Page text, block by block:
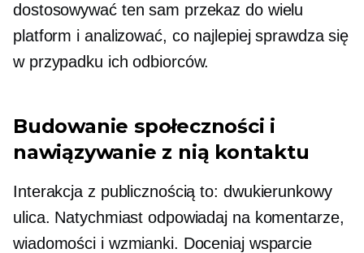
dostosowywać ten sam przekaz do wielu
platform i analizować, co najlepiej sprawdza się
w przypadku ich odbiorców.
Budowanie społeczności i
nawiązywanie z nią kontaktu
Interakcja z publicznością to: dwukierunkowy
ulica. Natychmiast odpowiadaj na komentarze,
wiadomości i wzmianki. Doceniaj wsparcie